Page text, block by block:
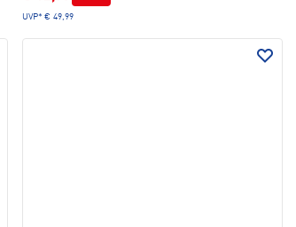
UVP* € 49,99